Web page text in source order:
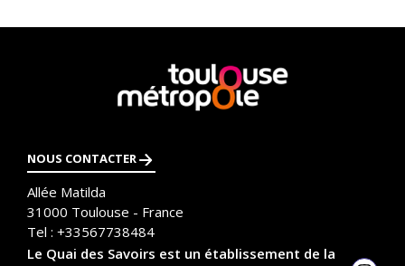
En
savoir
plus
NOUS CONTACTER
Allée Matilda
31000 Toulouse - France
Tel : +33567738484
Le Quai des Savoirs est un établissement de la